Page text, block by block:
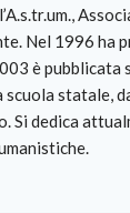
Nel 1996 ha
è
statale,
Si dedica